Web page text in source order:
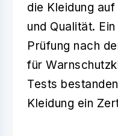
die Kleidung
und Qualität.
Prüfung nach
für
Tests
Kleidung ein